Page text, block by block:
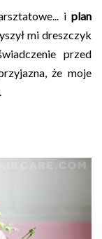
i plan
mi dreszczyk
przed
że moje